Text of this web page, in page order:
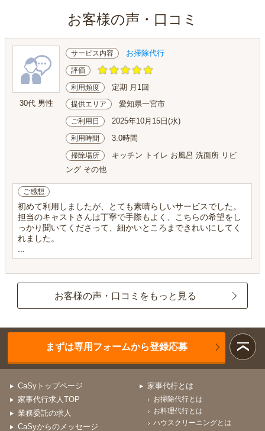
お客様の声・口コミ
30代 男性
サービス内容 お掃除代行
評価
利用頻度 定期 月1回
提供エリア 愛知県一宮市
ご利用日 2025年10月15日(水)
利用時間 3.0時間
掃除場所
キッチン トイレ お風呂 洗面所 リビ
ング その他
ご感想
初めて利用しましたが、とても素晴らしいサービスでした。
担当のキャストさんは丁寧で手際もよく、こちらの希望をし
っかり聞いてくださって、細かいところまできれいにしてく
れました。
お客様の声・口コミをもっと見る
まずは専用フォームから登録応募
CaSyトップページ
家事代行求人TOP
業務委託の求人
CaSyからのメッセージ
家事代行とは
お掃除代行とは
お料理代行とは
ハウスクリーニングとは